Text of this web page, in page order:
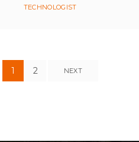
TECHNOLOGIST
1 2 NEXT